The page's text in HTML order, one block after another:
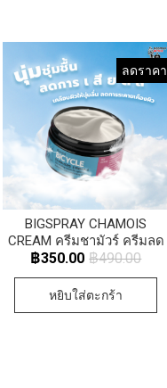
ลดราค
BIGSPRAY CHAMOIS
CREAM ครีมชามัวร์ ครีมลด
การเสียดสีและการระคาย
เคือง
฿490.00
฿350.00
หยิบใส่ตะกร้า